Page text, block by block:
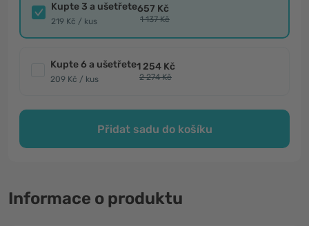
Kupte 3 a ušetřete
219 Kč / kus
657 Kč
1 137 Kč
Kupte 6 a ušetřete
209 Kč / kus
1 254 Kč
2 274 Kč
Přidat sadu do košíku
Informace o produktu